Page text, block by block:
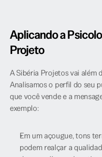
Aplicando a
Projeto
A Sibéria Projetos vai além
Analisamos o perfil do seu
que você vende e a
exemplo:
Em um açougue, tons
podem realçar a